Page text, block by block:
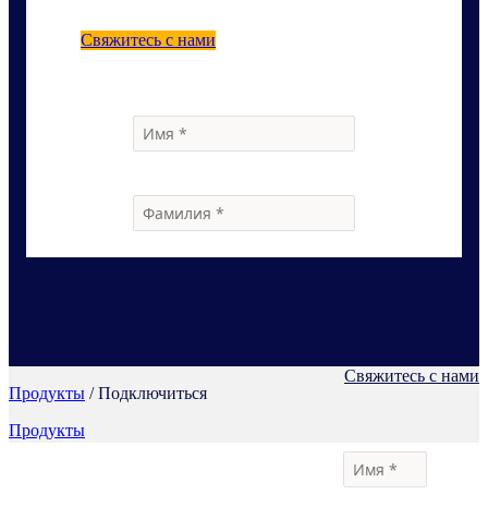
Свяжитесь с нами
Продукты / Подключиться
Продукты
Свяжитесь с нами